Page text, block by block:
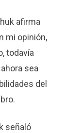
afirma
mi opinión,
todavía
sea
del
señaló